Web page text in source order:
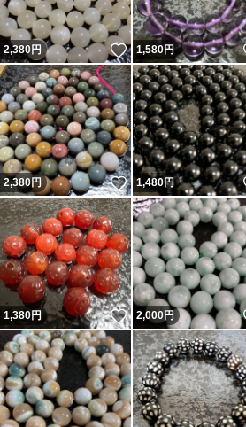
2,380円 いいね！
1,580円
2,380円 いいね！
1,480円
1,380円 いいね！
2,000円